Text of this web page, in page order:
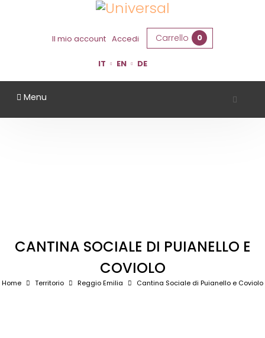
Il mio account Accedi Carrello 0
IT EN DE
Menu
CANTINA SOCIALE DI PUIANELLO E
COVIOLO
Home Territorio Reggio Emilia Cantina Sociale di Puianello e Coviolo